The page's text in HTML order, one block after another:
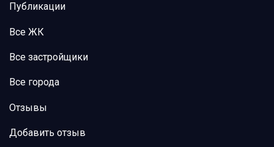
Публикации
Все ЖК
Все застройщики
Все города
Отзывы
Добавить отзыв